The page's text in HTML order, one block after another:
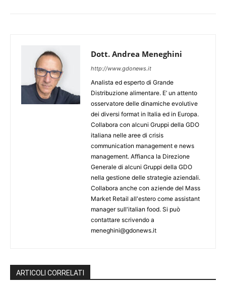
Dott. Andrea Meneghini
http://www.gdonews.it
Analista ed esperto di Grande
Distribuzione alimentare. E’ un attento
osservatore delle dinamiche evolutive
dei diversi format in Italia ed in Europa.
Collabora con alcuni Gruppi della GDO
italiana nelle aree di crisis
communication management e news
management. Affianca la Direzione
Generale di alcuni Gruppi della GDO
nella gestione delle strategie aziendali.
Collabora anche con aziende del Mass
Market Retail all'estero come assistant
manager sull'italian food. Si può
contattare scrivendo a
meneghini@gdonews.it
ARTICOLI CORRELATI